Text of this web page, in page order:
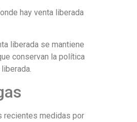
hay venta liberada
liberada se mantiene
conservan la política
recientes medidas por